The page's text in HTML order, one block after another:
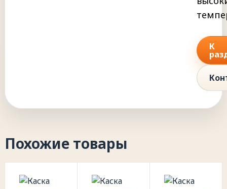
К
Похожие товары